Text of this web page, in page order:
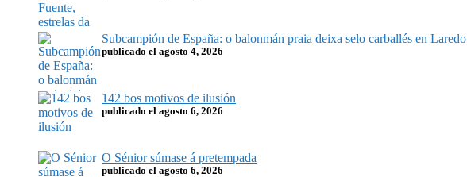
Subcampión de España: o balonmán praia deixa selo carballés en Laredo
publicado el agosto 4, 2026
142 bos motivos de ilusión
publicado el agosto 6, 2026
O Sénior súmase á pretempada
publicado el agosto 6, 2026